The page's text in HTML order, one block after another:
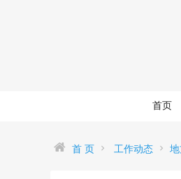
首页
首 页 工作动态